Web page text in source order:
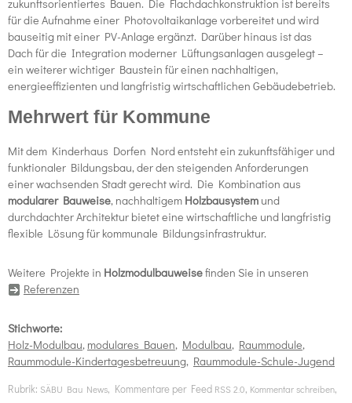
zukunftsorientiertes Bauen. Die Flachdachkonstruktion ist bereits
für die Aufnahme einer Photovoltaikanlage vorbereitet und wird
bauseitig mit einer PV-Anlage ergänzt. Darüber hinaus ist das
Dach für die Integration moderner Lüftungsanlagen ausgelegt –
ein weiterer wichtiger Baustein für einen nachhaltigen,
energieeffizienten und langfristig wirtschaftlichen Gebäudebetrieb.
Mehrwert für Kommune
Mit dem Kinderhaus Dorfen Nord entsteht ein zukunftsfähiger und
funktionaler Bildungsbau, der den steigenden Anforderungen
einer wachsenden Stadt gerecht wird. Die Kombination aus
modularer Bauweise, nachhaltigem Holzbausystemund
durchdachter Architektur bietet eine wirtschaftliche und langfristig
flexible Lösung für kommunale Bildungsinfrastruktur.
Weitere Projekte in Holzmodulbauweisefinden Sie in unseren
Referenzen
Stichworte:
Holz-Modulbau, modulares Bauen, Modulbau, Raummodule,
Raummodule-Kindertagesbetreuung, Raummodule-Schule-Jugend
Rubrik: SÄBU Bau News, Kommentare per Feed RSS 2.0, Kommentar schreiben,